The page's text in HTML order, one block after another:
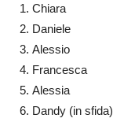
Chiara
Daniele
Alessio
Francesca
Alessia
Dandy (in sfida)